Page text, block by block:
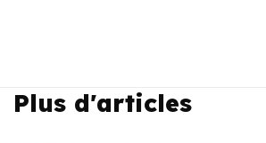
Plus d'articles